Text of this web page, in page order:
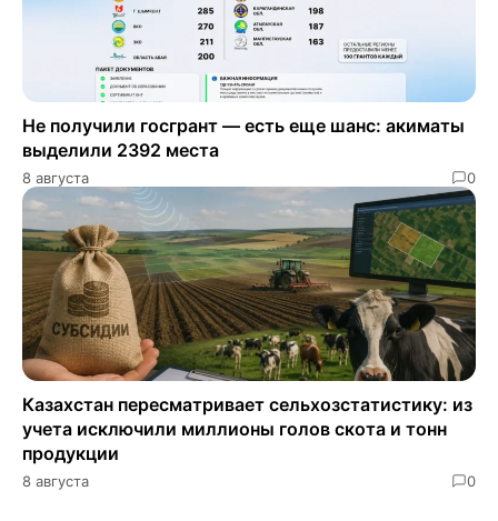
Не получили госгрант — есть еще шанс: акиматы
выделили 2392 места
8 августа 0
Казахстан пересматривает сельхозстатистику: из
учета исключили миллионы голов скота и тонн
продукции
8 августа 0